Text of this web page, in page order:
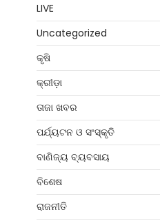
LIVE
Uncategorized
କୃଷି
କ୍ରୀଡ଼ା
ତାଜା ଖବର
ପର୍ଯ୍ୟଟନ ଓ ସଂସ୍କୃତି
ବାଣିଜ୍ୟ ବ୍ୟବସାୟ
ବିଶେଷ
ରାଜନୀତି